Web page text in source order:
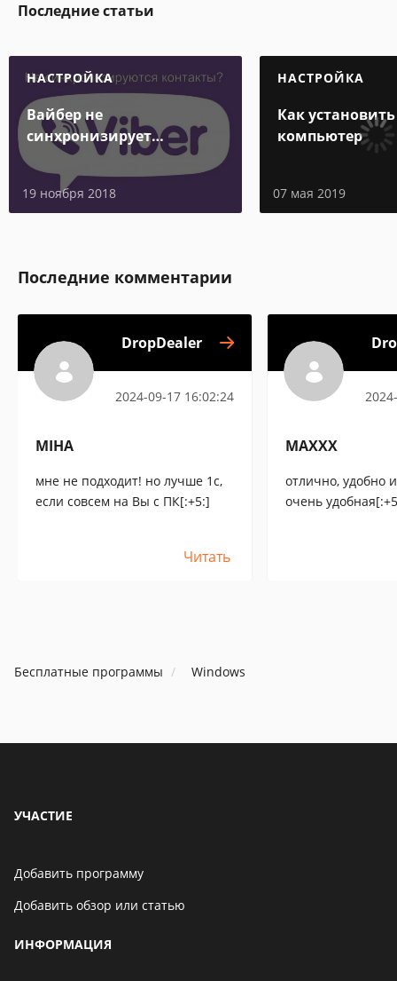
Последние статьи
НАСТРОЙКА
Вайбер не
синхронизирует
контакты
19 ноября 2018
НАСТРОЙКА
Как
компьютер
07 мая 2019
Последние комментарии
DropDealer
2024-09-17 16:02:24
MIHA
мне не подходит! но лучше 1с,
если совсем на Вы с ПК[:+5:]
Читать
MAXXX
отлично, удобно
очень
Бесплатные программы Windows
УЧАСТИЕ
Добавить программу
Добавить обзор или статью
ИНФОРМАЦИЯ